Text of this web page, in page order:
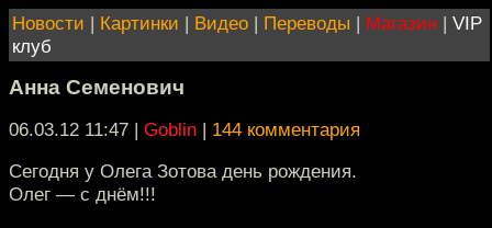
Новости | Картинки | Видео | Переводы | Магазин | VIP
клуб
Анна Семенович
06.03.12 11:47 | Goblin | 144 комментария
Сегодня у Олега Зотова день рождения.
Олег — с днём!!!